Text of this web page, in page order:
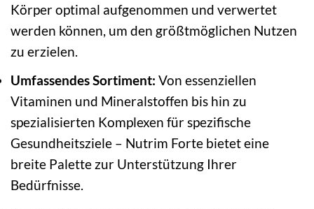
Körper optimal aufgenommen und verwertet
werden können, um den größtmöglichen Nutzen
zu erzielen.
Umfassendes Sortiment: Von essenziellen
Vitaminen und Mineralstoffen bis hin zu
spezialisierten Komplexen für spezifische
Gesundheitsziele – Nutrim Forte bietet eine
breite Palette zur Unterstützung Ihrer
Bedürfnisse.